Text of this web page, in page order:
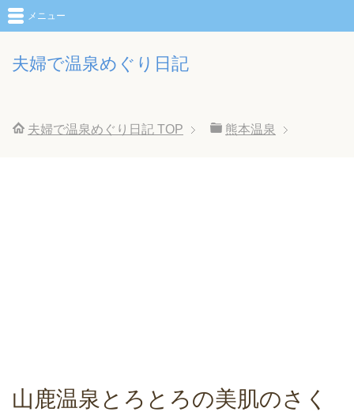
夫婦で温泉めぐり日記
メニュー
夫婦で温泉めぐり日記 TOP 熊本温泉
山鹿温泉とろとろの美肌のさく